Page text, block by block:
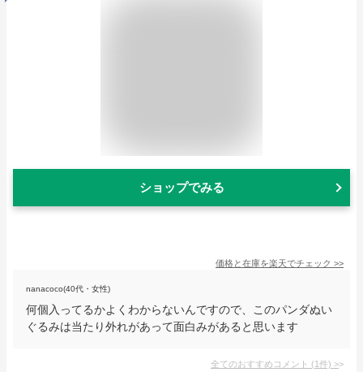
ショップでみる
価格と在庫を楽天でチェック >>
nanacoco(40代・女性)
何個入ってるかよくわからないんですので、このパンダぬい
ぐるみは当たり外れがあって面白みがあると思います
全てのおすすめコメント (1件) >